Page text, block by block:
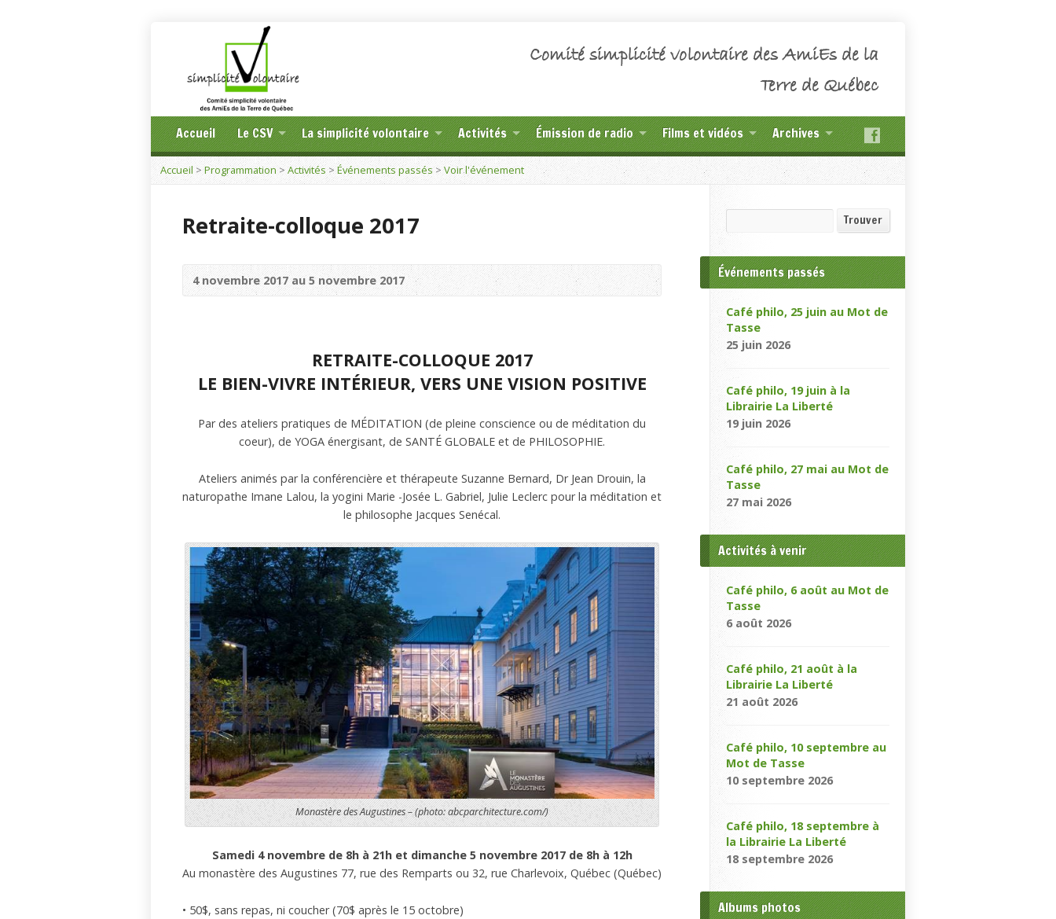
Comité simplicité volontaire des AmiEs de la
Terre de Québec
Accueil Le CSV La simplicité volontaire Activités Émission de radio Films et vidéos Archives
Accueil>Programmation > Activités > Événements passés>Voir l'événement
Retraite-colloque 2017
4 novembre 2017 au 5 novembre 2017
RETRAITE-COLLOQUE 2017
LE BIEN-VIVRE INTÉRIEUR, VERS UNE VISION POSITIVE
Par des ateliers pratiques de MÉDITATION (de pleine conscience ou de méditation du
coeur), de YOGA énergisant, de SANTÉ GLOBALE et de PHILOSOPHIE.
Ateliers animés par la conférencière et thérapeute Suzanne Bernard, Dr Jean Drouin, la
naturopathe Imane Lalou, la yogini Marie -Josée L. Gabriel, Julie Leclerc pour la méditation et
le philosophe Jacques Senécal.
Monastère des Augustines –(photo: abcparchitecture.com/)
Samedi 4 novembre de 8h à 21h et dimanche 5 novembre 2017 de 8h à 12h
Au monastère des Augustines 77, rue des Remparts ou 32, rue Charlevoix, Québec (Québec)
• 50$, sans repas, ni coucher (70$ après le 15 octobre)
Trouver
Événements passés
Café philo, 25 juin au Mot de
Tasse
25 juin 2026
Café philo, 19 juin à la
Librairie La Liberté
19 juin 2026
Café philo, 27 mai au Mot de
Tasse
27 mai 2026
Activités à venir
Café philo, 6 août au Mot de
Tasse
6 août 2026
Café philo, 21 août à la
Librairie La Liberté
21 août 2026
Café philo, 10 septembre au
Mot de Tasse
10 septembre 2026
Café philo, 18 septembre à
la Librairie La Liberté
18 septembre 2026
Albums photos